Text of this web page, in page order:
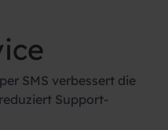
SMS verbessert die
Support-